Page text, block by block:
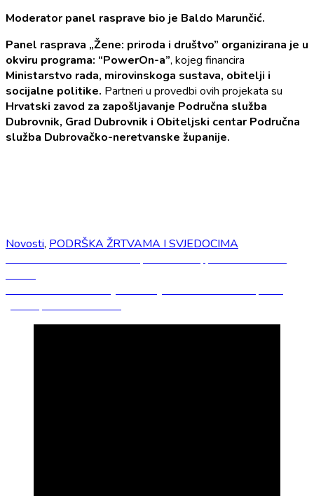
Moderator panel rasprave bio je Baldo Marunčić.
Panel rasprava „Žene: priroda i društvo” organizirana je u
okviru programa: “PowerOn-a”, kojeg financira
Ministarstvo rada, mirovinskoga sustava, obitelji i
socijalne politike. Partneri u provedbi ovih projekata su
Hrvatski zavod za zapošljavanje Područna služba
Dubrovnik, Grad Dubrovnik i Obiteljski centar Područna
služba Dubrovačko-neretvanske županije.
Novosti, PODRŠKA ŽRTVAMA I SVJEDOCIMA
Navigacija
objava